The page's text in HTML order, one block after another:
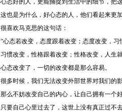
心态好的人，更能捕捉到生活中的细节，把
这也是为什么，好心态的人，他们看起来更加
很喜欢马克思的这句话：
“心态若改变，态度跟着改变；态度改变，习
习惯改变，性格跟着改变；性格改变，人生
心态改变了，一切的改变都是那么容易。
很多时候，我们无法改变外部世界对我们的影
那么不妨改变自己的内心，让自己拥有一个好
只要自己心里过去了，这世上没有真正过不去